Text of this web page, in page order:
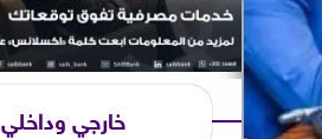
خارجي وداخلي